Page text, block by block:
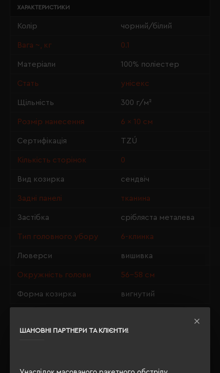
ШАНОВНІ ПАРТНЕРИ ТА КЛІЄНТИ!
ХАРАКТЕРИСТИКИ
Колір чорний/білий
Вага ~, кг 0.1
Матеріали 100% поліестер
Стать унісекс
Щільність 300 г/м²
Розмір нанесення 6 × 10 см
Сертифікація TZÚ
Кількість сторінок 0
Вид козирка сендвіч
Задні панелі тканина
Застібка срібляста металева
Тип головного убору 6-клинка
Люверси вишивка
Окружність голови 56-58 см
Форма козирка вигнутий